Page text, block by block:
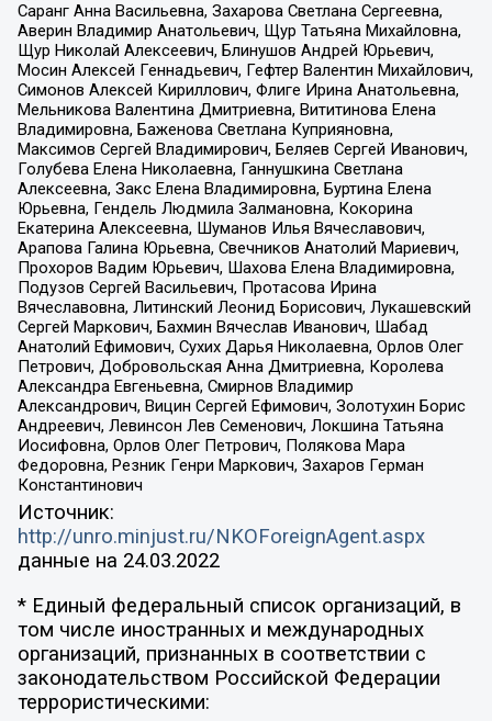
Саранг Анна Васильевна, Захарова Светлана Сергеевна,
Аверин Владимир Анатольевич, Щур Татьяна Михайловна,
Щур Николай Алексеевич, Блинушов Андрей Юрьевич,
Мосин Алексей Геннадьевич, Гефтер Валентин Михайлович,
Симонов Алексей Кириллович, Флиге Ирина Анатольевна,
Мельникова Валентина Дмитриевна, Вититинова Елена
Владимировна, Баженова Светлана Куприяновна,
Максимов Сергей Владимирович, Беляев Сергей Иванович,
Голубева Елена Николаевна, Ганнушкина Светлана
Алексеевна, Закс Елена Владимировна, Буртина Елена
Юрьевна, Гендель Людмила Залмановна, Кокорина
Екатерина Алексеевна, Шуманов Илья Вячеславович,
Арапова Галина Юрьевна, Свечников Анатолий Мариевич,
Прохоров Вадим Юрьевич, Шахова Елена Владимировна,
Подузов Сергей Васильевич, Протасова Ирина
Вячеславовна, Литинский Леонид Борисович, Лукашевский
Сергей Маркович, Бахмин Вячеслав Иванович, Шабад
Анатолий Ефимович, Сухих Дарья Николаевна, Орлов Олег
Петрович, Добровольская Анна Дмитриевна, Королева
Александра Евгеньевна, Смирнов Владимир
Александрович, Вицин Сергей Ефимович, Золотухин Борис
Андреевич, Левинсон Лев Семенович, Локшина Татьяна
Иосифовна, Орлов Олег Петрович, Полякова Мара
Федоровна, Резник Генри Маркович, Захаров Герман
Константинович
Источник:
http://unro.minjust.ru/NKOForeignAgent.aspx
данные на 24.03.2022
* Единый федеральный список организаций, в
том числе иностранных и международных
организаций, признанных в соответствии с
законодательством Российской Федерации
террористическими: